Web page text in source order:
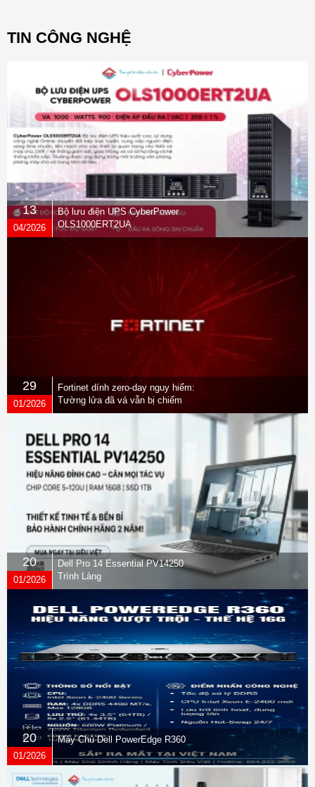
TIN CÔNG NGHỆ
13
04/2026
Bộ lưu điện UPS CyberPower
OLS1000ERT2UA
29
01/2026
Fortinet dính zero-day nguy hiểm:
Tường lửa đã vá vẫn bị chiếm
quyền
20
01/2026
Dell Pro 14 Essential PV14250
Trình Làng
20
01/2026
Máy Chủ Dell PowerEdge R360